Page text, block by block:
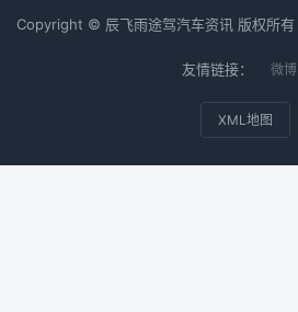
Copyright © 辰飞雨途驾汽车资讯 版权所有
友情链接： 微博
XML地图